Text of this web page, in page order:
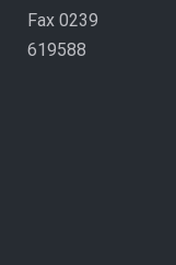
Fax 0239
619588